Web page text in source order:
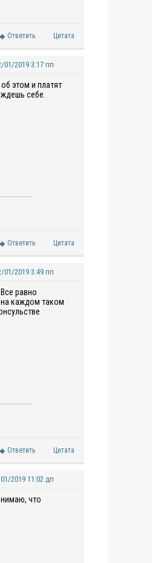
Ответить Цитата
01/2019 3:17 пп
этом и платят
себе.
Ответить Цитата
01/2019 3:49 пп
равно
на каждом таком
Ответить Цитата
2019 11:02 дп
что